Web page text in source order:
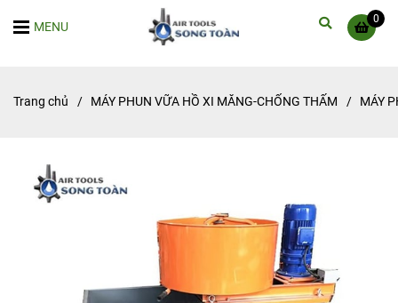
0
MENU
Trang chủ / MÁY PHUN VỮA HỒ XI MĂNG-CHỐNG THẤM / MÁY